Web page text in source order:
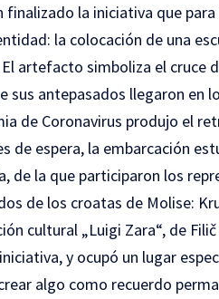
la iniciativa que
la colocación de una
artefacto simboliza el cruce
antepasados llegaron en
de Coronavirus produjo el
de espera, la embarcación
de la que participaron los
de los croatas de Molise:
cultural „Luigi Zara“, de
y ocupó un lugar
algo como recuerdo